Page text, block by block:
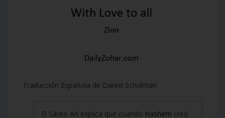
Traducción Española de Daniel Schulman
El Santo Arí explica que cuando Hashem creó